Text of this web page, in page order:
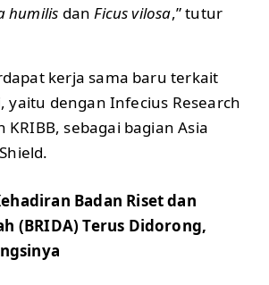
humilis danFicus vilosa,” tutur
kerja sama baru terkait
yaitu dengan Infecius Research
KRIBB, sebagai bagian Asia
Badan Riset dan
(BRIDA) Terus Didorong,